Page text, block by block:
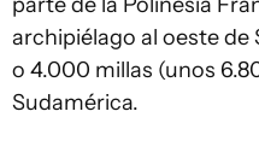
archipiélago al oeste de
o 4.000 millas (unos
Sudamérica.